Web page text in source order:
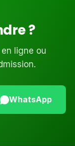
?
ligne ou
WhatsApp